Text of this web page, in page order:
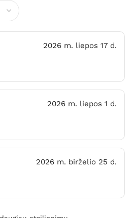
2026 m. liepos 17 d.
2026 m. liepos 1 d.
2026 m. birželio 25 d.